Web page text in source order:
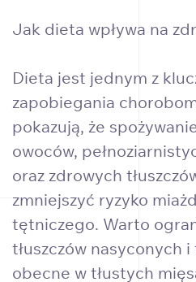
Jak dieta wpływa na
Dieta jest jednym z
zapobiegania
pokazują, że
owoców,
oraz zdrowych
zmniejszyć ryzyko
tętniczego. Warto
tłuszczów nasyconych
obecne w tłustych